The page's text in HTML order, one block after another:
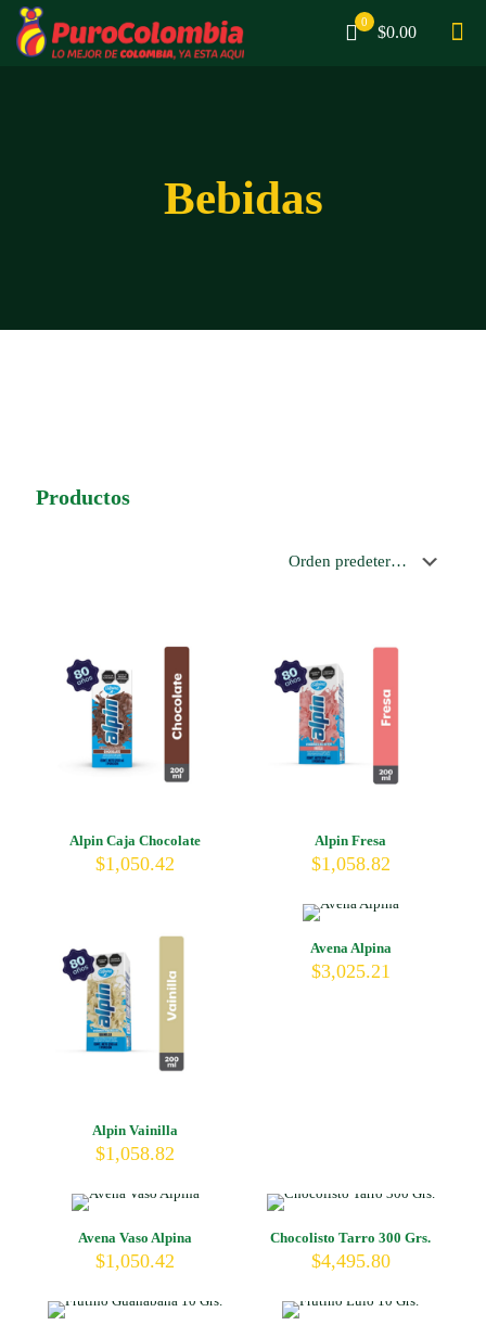
0
$0.00
Bebidas
Productos
Alpin Caja Chocolate
$1,050.42
Alpin Fresa
$1,058.82
Alpin Vainilla
$1,058.82
Avena Alpina
$3,025.21
Avena Vaso Alpina
$1,050.42
Chocolisto Tarro 300 Grs.
$4,495.80